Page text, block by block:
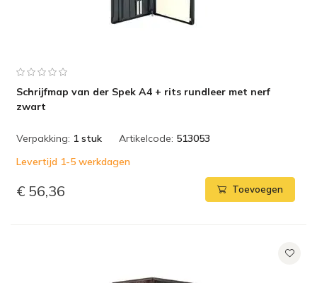
Schrijfmap van der Spek A4 + rits rundleer met nerf
zwart
Verpakking: 1 stuk Artikelcode: 513053
Levertijd 1-5 werkdagen
€ 56,36 Toevoegen